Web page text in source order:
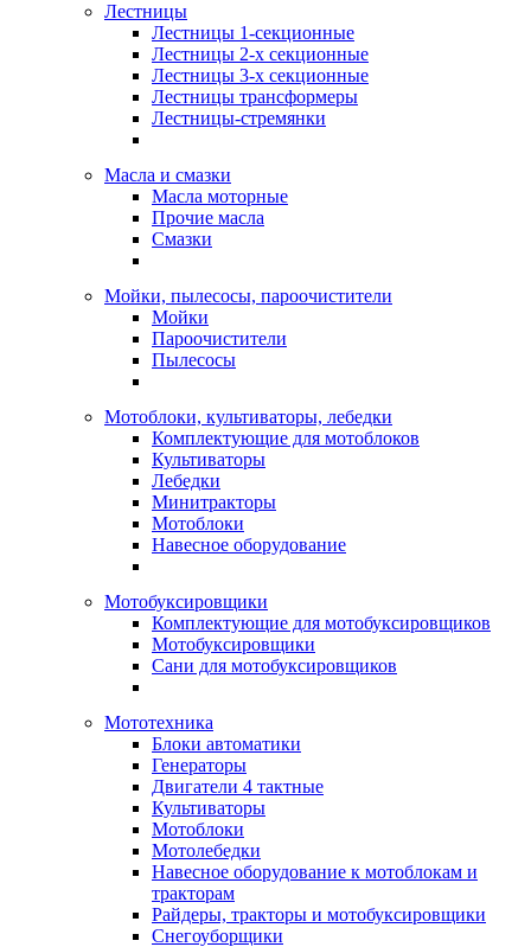
Лестницы
Лестницы 1-секционные
Лестницы 2-х секционные
Лестницы 3-х секционные
Лестницы трансформеры
Лестницы-стремянки
Масла и смазки
Масла моторные
Прочие масла
Смазки
Мойки, пылесосы, пароочистители
Мойки
Пароочистители
Пылесосы
Мотоблоки, культиваторы, лебедки
Комплектующие для мотоблоков
Культиваторы
Лебедки
Минитракторы
Мотоблоки
Навесное оборудование
Мотобуксировщики
Комплектующие для мотобуксировщиков
Мотобуксировщики
Сани для мотобуксировщиков
Мототехника
Блоки автоматики
Генераторы
Двигатели 4 тактные
Культиваторы
Мотоблоки
Мотолебедки
Навесное оборудование к мотоблокам и
тракторам
Райдеры, тракторы и мотобуксировщики
Снегоуборщики